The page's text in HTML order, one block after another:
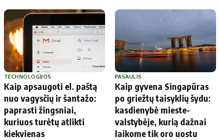
TECHNOLOGIJOS
Kaip apsaugoti el. paštą
nuo vagysčių ir šantažo:
paprasti žingsniai,
kuriuos turėtų atlikti
kiekvienas
PASAULIS
Kaip gyvena Singapūras
po griežtų taisyklių šydu:
kasdienybė mieste-
valstybėje, kurią dažnai
laikome tik oro uostu